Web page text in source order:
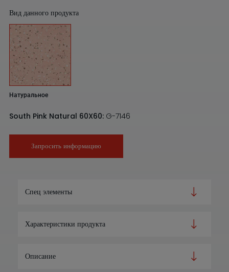
Вид данного продукта
Натуральное
South Pink Natural 60X60: G-7146
Запросить информацию
Спец элементы
Характеристики продукта
Описание